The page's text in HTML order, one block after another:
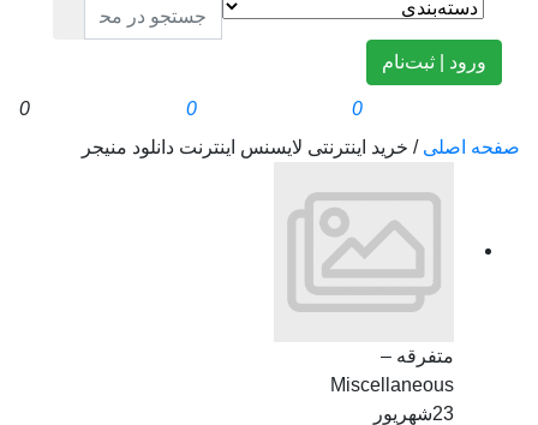
ورود | ثبت‌نام
صفحه اصلی/ خرید اینترنتی لایسنس اینترنت دانلود منیجر
متفرقه –
Miscellaneous
23شهریور